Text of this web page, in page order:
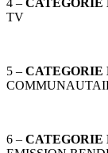
4 –
TV
5 –
6 – CATEGORIE